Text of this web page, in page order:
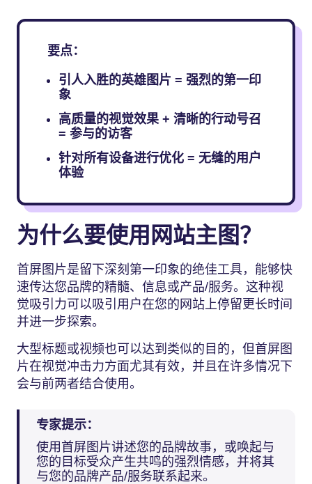
要点：
引人入胜的英雄图片 = 强烈的第一印
象
高质量的视觉效果 + 清晰的行动号召
= 参与的访客
针对所有设备进行优化 = 无缝的用户
体验
为什么要使用网站主图？
首屏图片是留下深刻第一印象的绝佳工具，能够快
速传达您品牌的精髓、信息或产品/服务。这种视
觉吸引力可以吸引用户在您的网站上停留更长时间
并进一步探索。
大型标题或视频也可以达到类似的目的，但首屏图
片在视觉冲击力方面尤其有效，并且在许多情况下
会与前两者结合使用。
专家提示：
使用首屏图片讲述您的品牌故事，或唤起与
您的目标受众产生共鸣的强烈情感，并将其
与您的品牌产品/服务联系起来。